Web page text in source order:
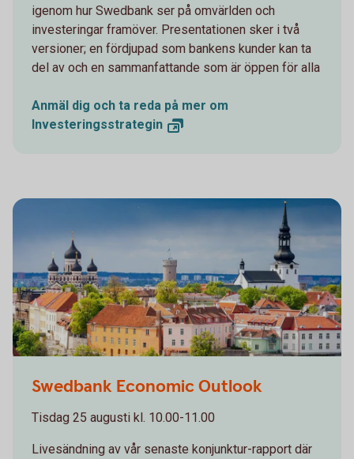
igenom hur Swedbank ser på omvärlden och
investeringar framöver. Presentationen sker i två
versioner; en fördjupad som bankens kunder kan ta
del av och en sammanfattande som är öppen för alla
Anmäl dig och ta reda på mer om
Investeringsstrategin
Swedbank Economic Outlook
Tisdag 25 augusti kl. 10.00-11.00
Livesändning av vår senaste konjunktur-rapport där